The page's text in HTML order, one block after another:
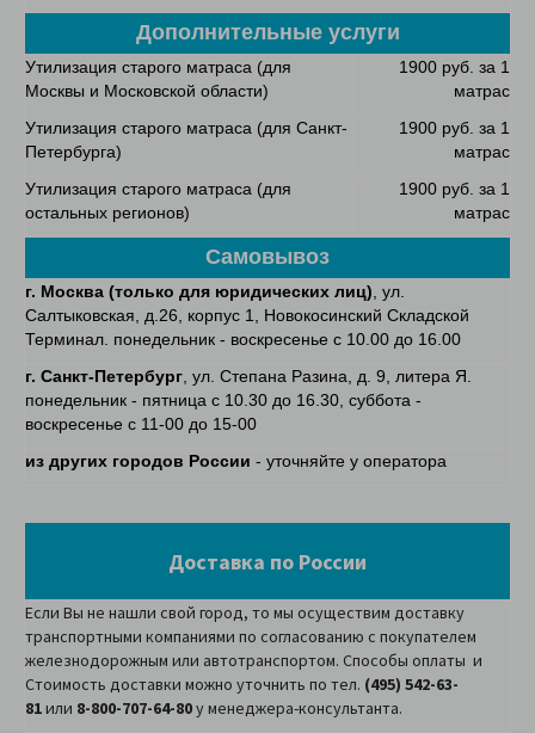
Дополнительные услуги
Утилизация старого матраса (для
Москвы и Московской области)
1900 руб. за 1
матрас
Утилизация старого матраса (для Санкт-
Петербурга)
1900 руб. за 1
матрас
Утилизация старого матраса (для
остальных регионов)
1900 руб. за 1
матрас
Самовывоз
г. Москва (только для юридических лиц), ул.
Салтыковская, д.26, корпус 1, Новокосинский Складской
Терминал. понедельник - воскресенье с 10.00 до 16.00
г. Санкт-Петербург, ул. Степана Разина, д. 9, литера Я.
понедельник - пятница с 10.30 до 16.30, суббота -
воскресенье с 11-00 до 15-00
из других городов России - уточняйте у оператора
Доставка по России
Если Вы не нашли свой город, то мы осуществим доставку
транспортными компаниями по согласованию с покупателем
железнодорожным или автотранспортом. Способы оплаты и
Стоимость доставки можно уточнить по тел. (495) 542-63-
81или 8-800-707-64-80у менеджера-консультанта.